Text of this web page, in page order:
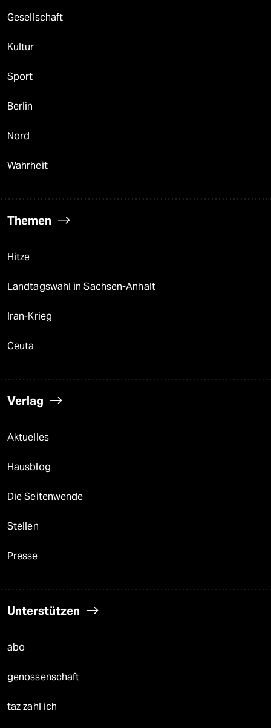
Gesellschaft
Kultur
Sport
Berlin
Nord
Wahrheit
Themen
Hitze
Landtagswahl in Sachsen-Anhalt
Iran-Krieg
Ceuta
Verlag
Aktuelles
Hausblog
Die Seitenwende
Stellen
Presse
Unterstützen
abo
genossenschaft
taz zahl ich